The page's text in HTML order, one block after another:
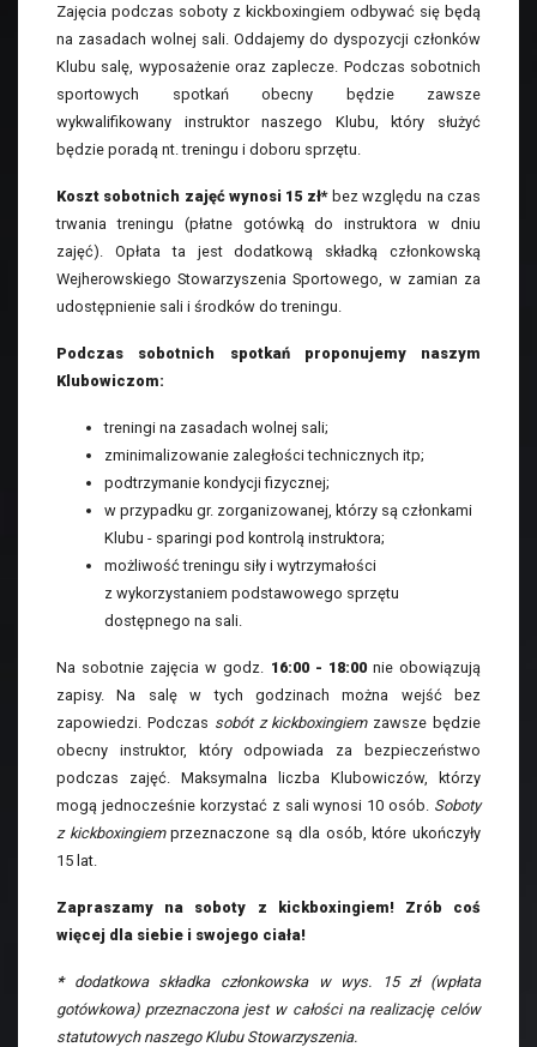
Zajęcia podczas soboty z kickboxingiem odbywać się będą
na zasadach wolnej sali. Oddajemy do dyspozycji członków
Klubu salę, wyposażenie oraz zaplecze. Podczas sobotnich
sportowych spotkań obecny będzie zawsze
wykwalifikowany instruktor naszego Klubu, który służyć
będzie poradą nt. treningu i doboru sprzętu.
Koszt sobotnich zajęć wynosi 15 zł*bez względu na czas
trwania treningu (płatne gotówką do instruktora w dniu
zajęć). Opłata ta jest dodatkową składką członkowską
Wejherowskiego Stowarzyszenia Sportowego, w zamian za
udostępnienie sali i środków do treningu.
Podczas sobotnich spotkań proponujemy naszym
Klubowiczom:
treningi na zasadach wolnej sali;
zminimalizowanie zaległości technicznych itp;
podtrzymanie kondycji fizycznej;
w przypadku gr. zorganizowanej, którzy są członkami
Klubu - sparingi pod kontrolą instruktora;
możliwość treningu siły i wytrzymałości
z wykorzystaniem podstawowego sprzętu
dostępnego na sali.
Na sobotnie zajęcia w godz. 16:00 - 18:00nie obowiązują
zapisy. Na salę w tych godzinach można wejść bez
zapowiedzi. Podczas sobót z kickboxingiemzawsze będzie
obecny instruktor, który odpowiada za bezpieczeństwo
podczas zajęć. Maksymalna liczba Klubowiczów, którzy
mogą jednocześnie korzystać z sali wynosi 10 osób. Soboty
z kickboxingiemprzeznaczone są dla osób, które ukończyły
15 lat.
Zapraszamy na soboty z kickboxingiem! Zrób coś
więcej dla siebie i swojego ciała!
*dodatkowa składka członkowska w wys. 15 zł (wpłata
gotówkowa) przeznaczona jest w całości na realizację celów
statutowych naszego Klubu Stowarzyszenia.